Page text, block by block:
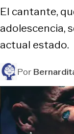
El cantante,
adolescencia,
actual estado.
Por